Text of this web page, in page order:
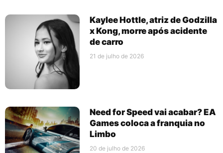
Kaylee Hottle, atriz de Godzilla
x Kong, morre após acidente
de carro
21 de julho de 2026
Need for Speed vai acabar? EA
Games coloca a franquia no
Limbo
20 de julho de 2026